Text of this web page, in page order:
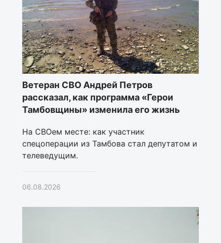
Ветеран СВО Андрей Петров
рассказал, как программа «Герои
Тамбовщины» изменила его жизнь
На СВОем месте: как участник
спецоперации из Тамбова стал депутатом и
телеведущим.
06.08.2026